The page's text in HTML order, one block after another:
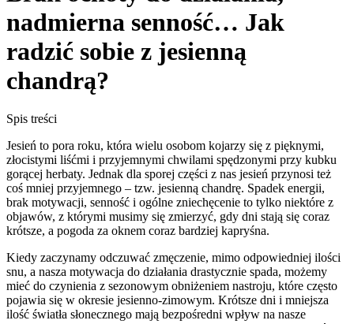
nadmierna senność… Jak
radzić sobie z jesienną
chandrą?
Spis treści
Jesień to pora roku, która wielu osobom kojarzy się z pięknymi,
złocistymi liśćmi i przyjemnymi chwilami spędzonymi przy kubku
gorącej herbaty. Jednak dla sporej części z nas jesień przynosi też
coś mniej przyjemnego – tzw. jesienną chandrę. Spadek energii,
brak motywacji, senność i ogólne zniechęcenie to tylko niektóre z
objawów, z którymi musimy się zmierzyć, gdy dni stają się coraz
krótsze, a pogoda za oknem coraz bardziej kapryśna.
Kiedy zaczynamy odczuwać zmęczenie, mimo odpowiedniej ilości
snu, a nasza motywacja do działania drastycznie spada, możemy
mieć do czynienia z sezonowym obniżeniem nastroju, które często
pojawia się w okresie jesienno-zimowym. Krótsze dni i mniejsza
ilość światła słonecznego mają bezpośredni wpływ na nasze